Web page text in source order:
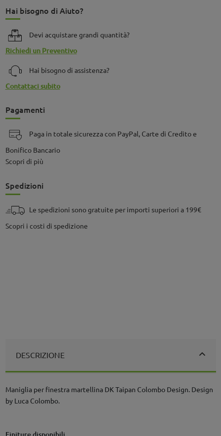
Hai bisogno di Aiuto?
Devi acquistare grandi quantità?
Richiedi un Preventivo
Hai bisogno di assistenza?
Contattaci subito
Pagamenti
Paga in totale sicurezza con PayPal, Carte di Credito e
Bonifico Bancario
Scopri di più
Spedizioni
Le spedizioni sono gratuite per importi superiori a 199€
Scopri i costi di spedizione
DESCRIZIONE
Maniglia per finestra martellina DK Taipan Colombo Design. Design
by Luca Colombo.